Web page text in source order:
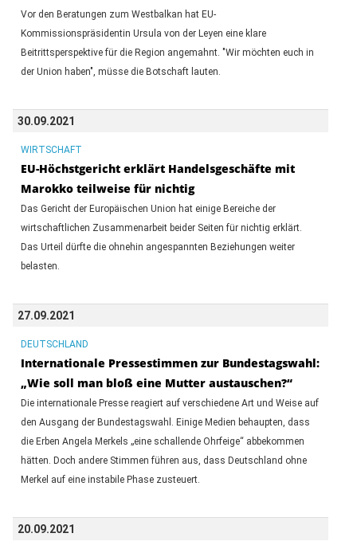
Vor den Beratungen zum Westbalkan hat EU-
Kommissionspräsidentin Ursula von der Leyen eine klare
Beitrittsperspektive für die Region angemahnt. "Wir möchten euch in
der Union haben", müsse die Botschaft lauten.
30.09.2021
WIRTSCHAFT
EU-Höchstgericht erklärt Handelsgeschäfte mit
Marokko teilweise für nichtig
Das Gericht der Europäischen Union hat einige Bereiche der
wirtschaftlichen Zusammenarbeit beider Seiten für nichtig erklärt.
Das Urteil dürfte die ohnehin angespannten Beziehungen weiter
belasten.
27.09.2021
DEUTSCHLAND
Internationale Pressestimmen zur Bundestagswahl:
„Wie soll man bloß eine Mutter austauschen?“
Die internationale Presse reagiert auf verschiedene Art und Weise auf
den Ausgang der Bundestagswahl. Einige Medien behaupten, dass
die Erben Angela Merkels „eine schallende Ohrfeige“ abbekommen
hätten. Doch andere Stimmen führen aus, dass Deutschland ohne
Merkel auf eine instabile Phase zusteuert.
20.09.2021